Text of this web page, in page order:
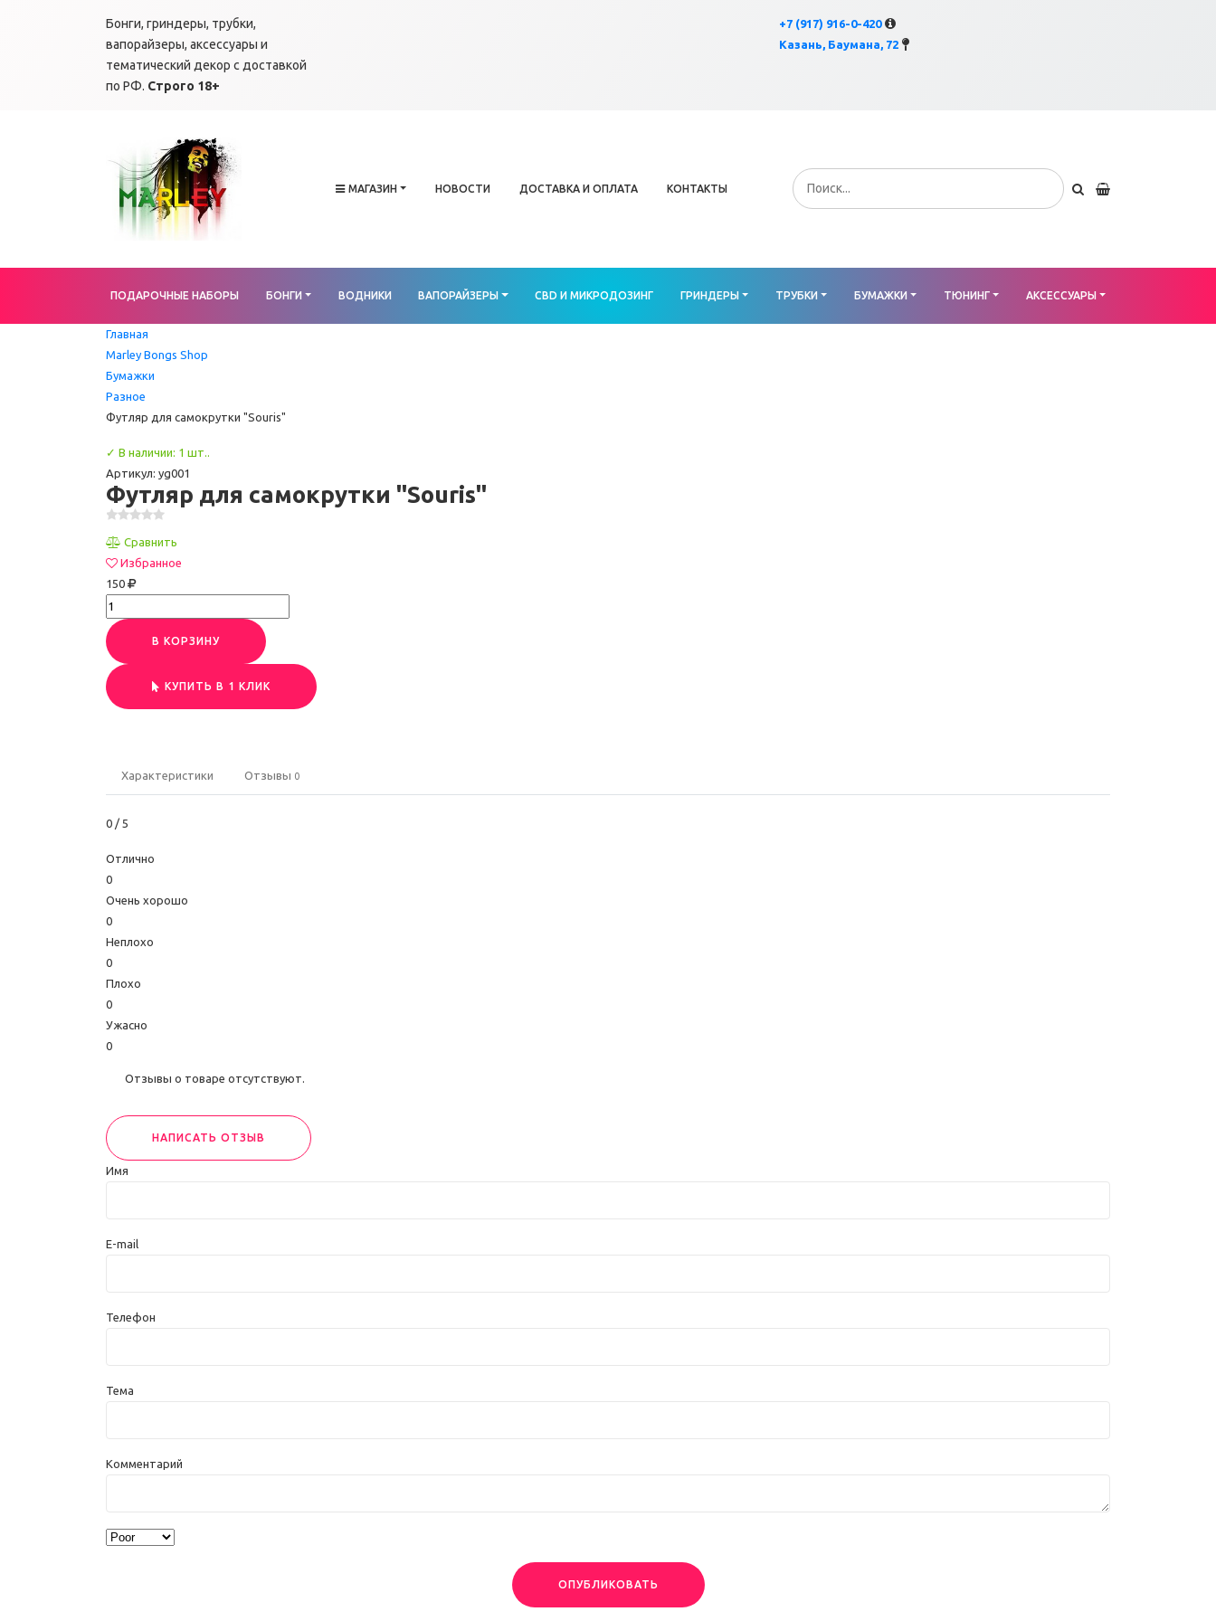
Бонги, гриндеры, трубки,
вапорайзеры, аксессуары и
тематический декор с доставкой
по РФ. Строго 18+
+7 (917) 916-0-420
Казань, Баумана, 72
МАГАЗИН НОВОСТИ ДОСТАВКА И ОПЛАТА КОНТАКТЫ
ПОДАРОЧНЫЕ НАБОРЫ БОНГИ ВОДНИКИ ВАПОРАЙЗЕРЫ CBD И МИКРОДОЗИНГ ГРИНДЕРЫ ТРУБКИ БУМАЖКИ ТЮНИНГ АКСЕССУАРЫ
Главная
Marley Bongs Shop
Бумажки
Разное
Футляр для самокрутки "Souris"
✓ В наличии: 1 шт..
Артикул: yg001
Футляр для самокрутки "Souris"
Сравнить
Избранное
150
В КОРЗИНУ
КУПИТЬ В 1 КЛИК
Характеристики Отзывы 0
0 / 5
Отлично
0
Очень хорошо
0
Неплохо
0
Плохо
0
Ужасно
0
Отзывы о товаре отсутствуют.
НАПИСАТЬ ОТЗЫВ
Имя
E-mail
Телефон
Тема
Комментарий
ОПУБЛИКОВАТЬ